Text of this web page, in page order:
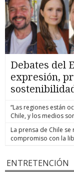
Debates del
expresión,
“Las regiones están
Chile, y los medios
La prensa de Chile
compromiso con la
ENTRETENCIÓN